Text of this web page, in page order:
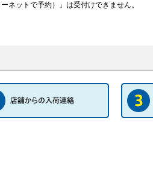
ネットで予約）」は受付けできません。